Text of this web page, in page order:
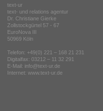
text-ur
text- und relations agentur
Dr. Christiane Gierke
Zollstockgürtel 57 - 67
EuroNova III
50969 Köln
Telefon: +49(0) 221 – 168 21 231
Digitalfax: 03212 – 11 32 291
E-Mail: info@text-ur.de
Internet: www.text-ur.de